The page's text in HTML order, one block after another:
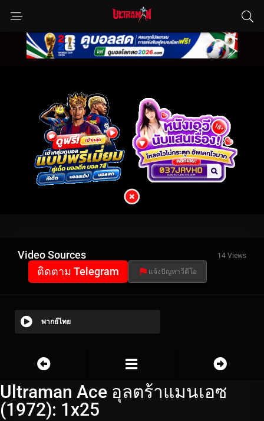
Video Sources 14 Views
ติดตาม Telegram แจ้งปัญหาวีดีโอ
พากย์ไทย
Ultraman Ace อุลตร้าแมนเอซ
(1972): 1x25